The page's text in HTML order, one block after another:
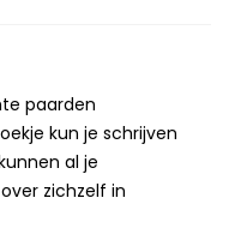
paarden
kun je schrijven
al je
zichzelf in